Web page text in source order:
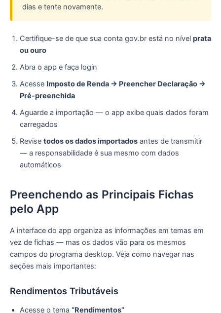
dias e tente novamente.
Certifique-se de que sua conta gov.br está no nível prata
ou ouro
Abra o app e faça login
Acesse Imposto de Renda → Preencher Declaração →
Pré-preenchida
Aguarde a importação — o app exibe quais dados foram
carregados
Revise todos os dados importados antes de transmitir
— a responsabilidade é sua mesmo com dados
automáticos
Preenchendo as Principais Fichas
pelo App
A interface do app organiza as informações em temas em
vez de fichas — mas os dados vão para os mesmos
campos do programa desktop. Veja como navegar nas
seções mais importantes:
Rendimentos Tributáveis
Acesse o tema “Rendimentos”